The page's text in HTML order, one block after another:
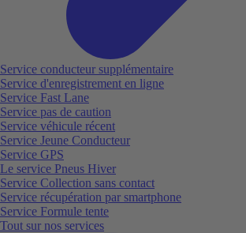
Service conducteur supplémentaire
Service d'enregistrement en ligne
Service Fast Lane
Service pas de caution
Service véhicule récent
Service Jeune Conducteur
Service GPS
Le service Pneus Hiver
Service Collection sans contact
Service récupération par smartphone
Service Formule tente
Tout sur nos services